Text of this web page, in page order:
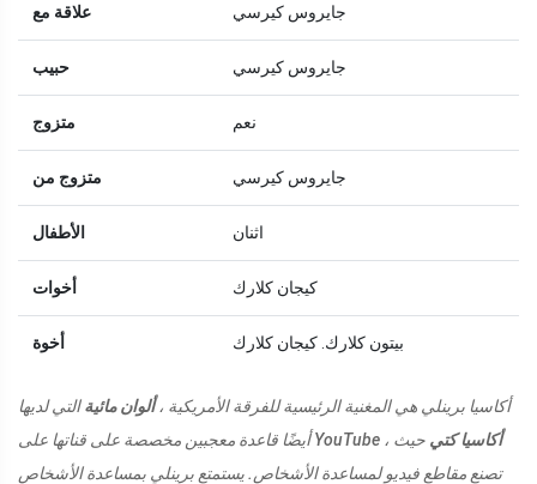
علاقة مع جايروس كيرسي
حبيب جايروس كيرسي
متزوج نعم
متزوج من جايروس كيرسي
الأطفال اثنان
أخوات كيجان كلارك
أخوة بيتون كلارك. كيجان كلارك
أكاسيا برينلي هي المغنية الرئيسية للفرقة الأمريكية ،ألوان مائيةالتي لديها
أيضًا قاعدة معجبين مخصصة على قناتها على YouTube ،
أكاسيا كتي حيث
تصنع مقاطع فيديو لمساعدة الأشخاص. يستمتع برينلي بمساعدة الأشخاص